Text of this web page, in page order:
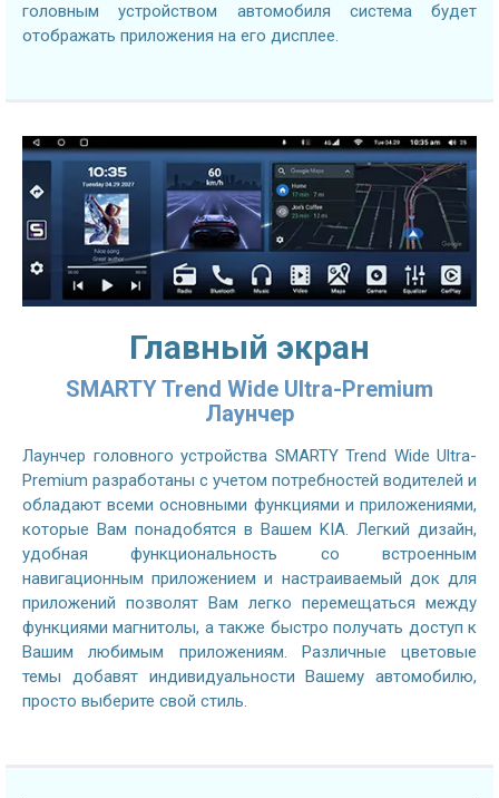
головным устройством автомобиля система будет
отображать приложения на его дисплее.
Главный экран
SMARTY Trend Wide Ultra-Premium
Лаунчер
Лаунчер головного устройства SMARTY Trend Wide Ultra-
Premium разработаны с учетом потребностей водителей и
обладают всеми основными функциями и приложениями,
которые Вам понадобятся в Вашем KIA. Легкий дизайн,
удобная функциональность со встроенным
навигационным приложением и настраиваемый док для
приложений позволят Вам легко перемещаться между
функциями магнитолы, а также быстро получать доступ к
Вашим любимым приложениям. Различные цветовые
темы добавят индивидуальности Вашему автомобилю,
просто выберите свой стиль.